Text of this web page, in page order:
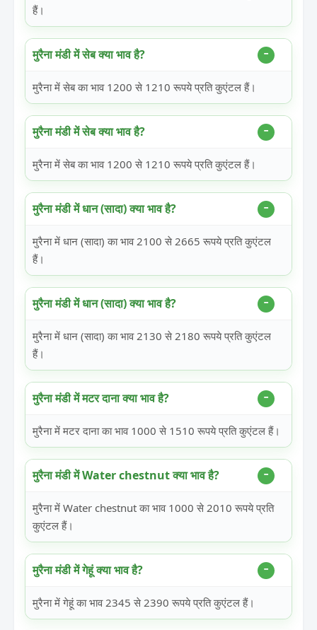
हैं।
मुरैना मंडी में सेब क्या भाव है?
मुरैना में सेब का भाव 1200 से 1210 रूपये प्रति कुएंटल हैं।
मुरैना मंडी में सेब क्या भाव है?
मुरैना में सेब का भाव 1200 से 1210 रूपये प्रति कुएंटल हैं।
मुरैना मंडी में धान (सादा) क्या भाव है?
मुरैना में धान (सादा) का भाव 2100 से 2665 रूपये प्रति कुएंटल
हैं।
मुरैना मंडी में धान (सादा) क्या भाव है?
मुरैना में धान (सादा) का भाव 2130 से 2180 रूपये प्रति कुएंटल
हैं।
मुरैना मंडी में मटर दाना क्या भाव है?
मुरैना में मटर दाना का भाव 1000 से 1510 रूपये प्रति कुएंटल हैं।
मुरैना मंडी में Water chestnut क्या भाव है?
मुरैना में Water chestnut का भाव 1000 से 2010 रूपये प्रति
कुएंटल हैं।
मुरैना मंडी में गेहूं क्या भाव है?
मुरैना में गेहूं का भाव 2345 से 2390 रूपये प्रति कुएंटल हैं।